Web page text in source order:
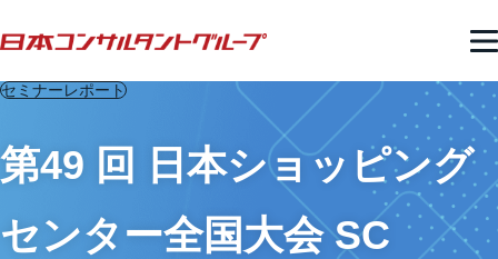
セミナーレポート
第49 回 日本ショッピング
センター全国大会 SC